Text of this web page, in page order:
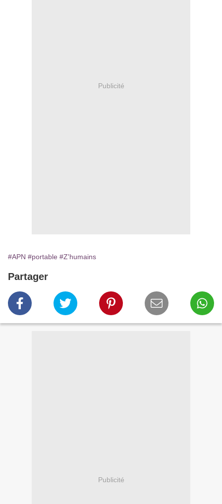
Publicité
#APN #portable #Z'humains
Partager
Publicité